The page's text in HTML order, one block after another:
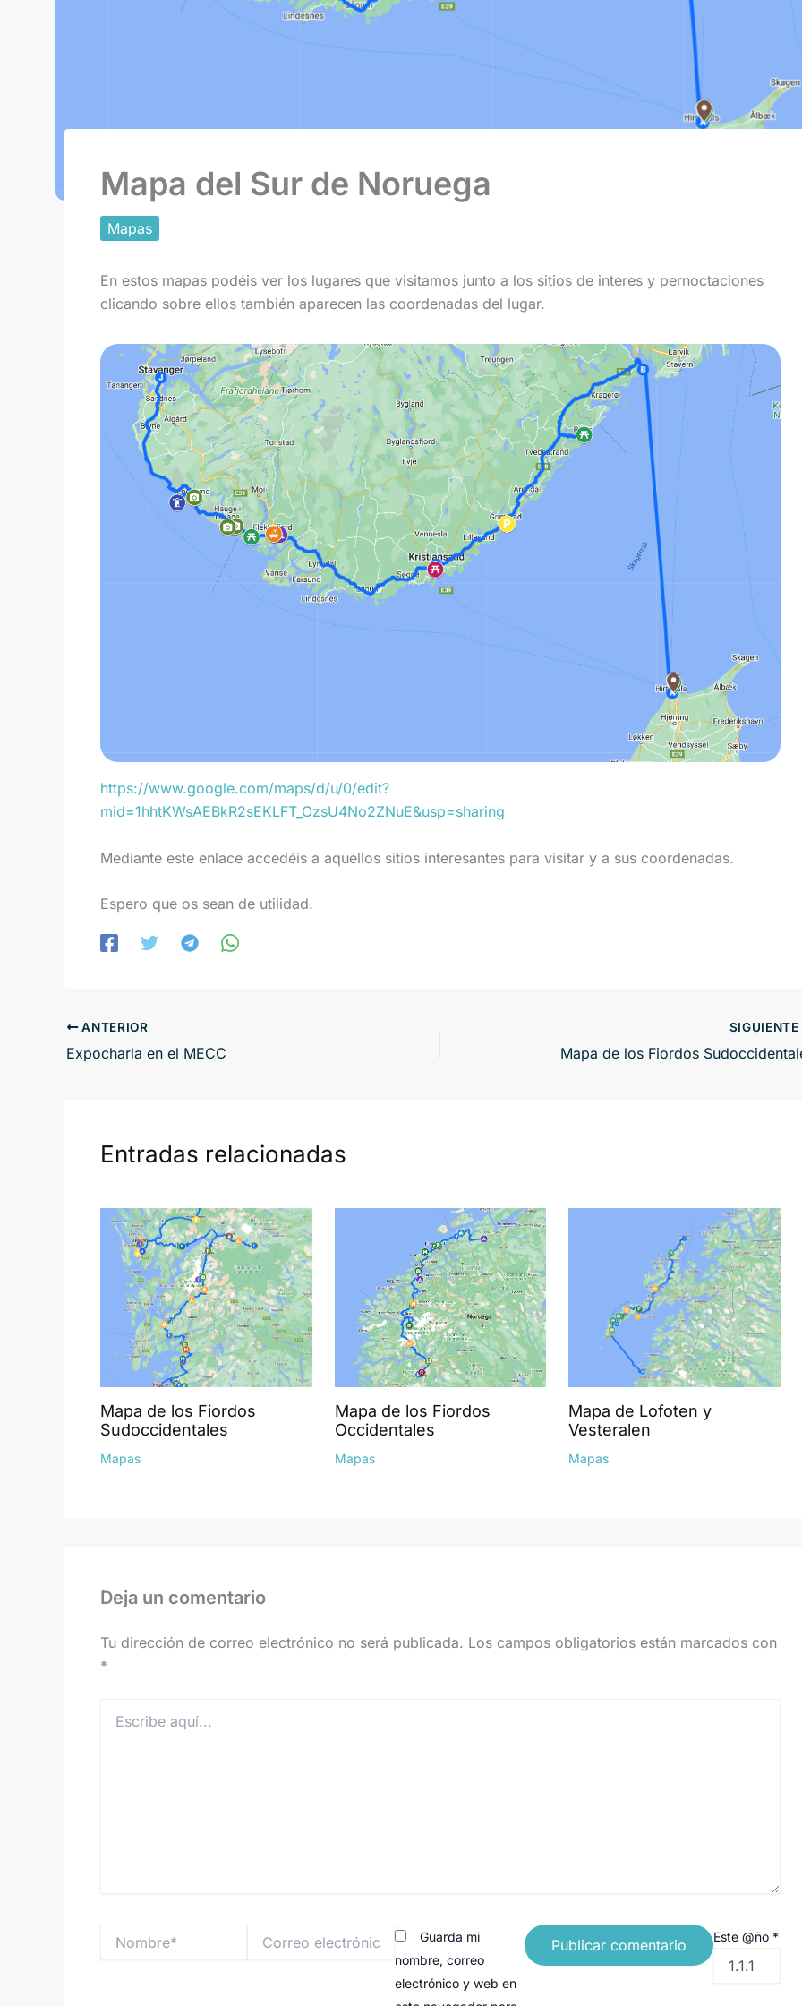
Mapa del Sur de Noruega
Mapas
En estos mapas podéis ver los lugares que visitamos junto a los sitios de interes y pernoctaciones
clicando sobre ellos también aparecen las coordenadas del lugar.
https://www.google.com/maps/d/u/0/edit?
mid=1hhtKWsAEBkR2sEKLFT_OzsU4No2ZNuE&usp=sharing
Mediante este enlace accedéis a aquellos sitios interesantes para visitar y a sus coordenadas.
Espero que os sean de utilidad.
ANTERIOR
Expocharla en el MECC
SIGUIENTE
Mapa de los Fiordos
Entradas relacionadas
Mapa de los Fiordos
Sudoccidentales
Mapas
Mapa de los Fiordos
Occidentales
Mapas
Mapa de Lofoten y
Vesteralen
Mapas
Deja un comentario
Tu dirección de correo electrónico no será publicada. Los campos obligatorios están marcados con
*
aquí...
electrónico*
Guarda mi
nombre, correo
electrónico y web en
Este @ño *